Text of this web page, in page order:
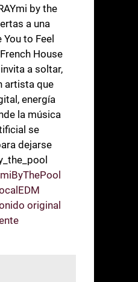
by the
a una
You to Feel
House
a soltar,
artista que
energía
la música
se
dejarse
original